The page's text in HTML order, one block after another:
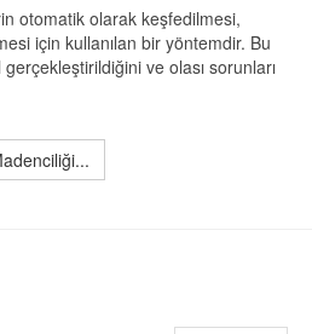
otomatik olarak keşfedilmesi,
için kullanılan bir yöntemdir. Bu
ve olası sorunları